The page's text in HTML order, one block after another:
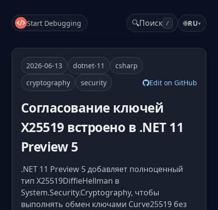
Start Debugging 🔍Поиск / 🌐RU▾
2026-06-13 dotnet-11
csharp
cryptography
security Edit on GitHub
Согласование ключей
X25519 встроено в .NET 11
Preview 5
.NET 11 Preview 5 добавляет полноценный
тип X25519DiffieHellman в
System.Security.Cryptography, чтобы
выполнять обмен ключами Curve25519 без